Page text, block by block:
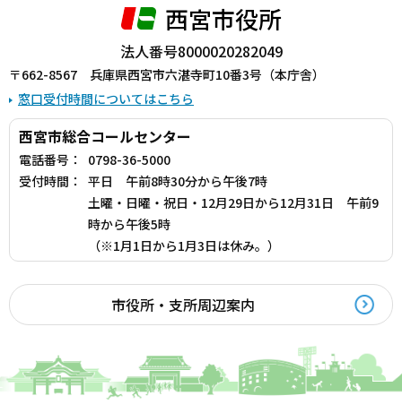
西宮市役所
法人番号8000020282049
〒662-8567 兵庫県西宮市六湛寺町10番3号（本庁舎）
窓口受付時間についてはこちら
西宮市総合コールセンター
電話番号：
0798-36-5000
受付時間：
平日 午前8時30分から午後7時
土曜・日曜・祝日・12月29日から12月31日 午前9
時から午後5時
（※1月1日から1月3日は休み。）
市役所・支所周辺案内